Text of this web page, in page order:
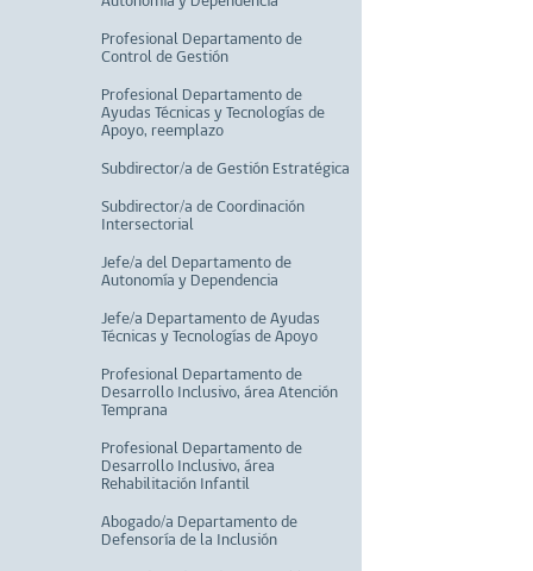
Profesional Departamento de
Control de Gestión
Profesional Departamento de
Ayudas Técnicas y Tecnologías de
Apoyo, reemplazo
Subdirector/a de Gestión Estratégica
Subdirector/a de Coordinación
Intersectorial
Jefe/a del Departamento de
Autonomía y Dependencia
Jefe/a Departamento de Ayudas
Técnicas y Tecnologías de Apoyo
Profesional Departamento de
Desarrollo Inclusivo, área Atención
Temprana
Profesional Departamento de
Desarrollo Inclusivo, área
Rehabilitación Infantil
Abogado/a Departamento de
Defensoría de la Inclusión